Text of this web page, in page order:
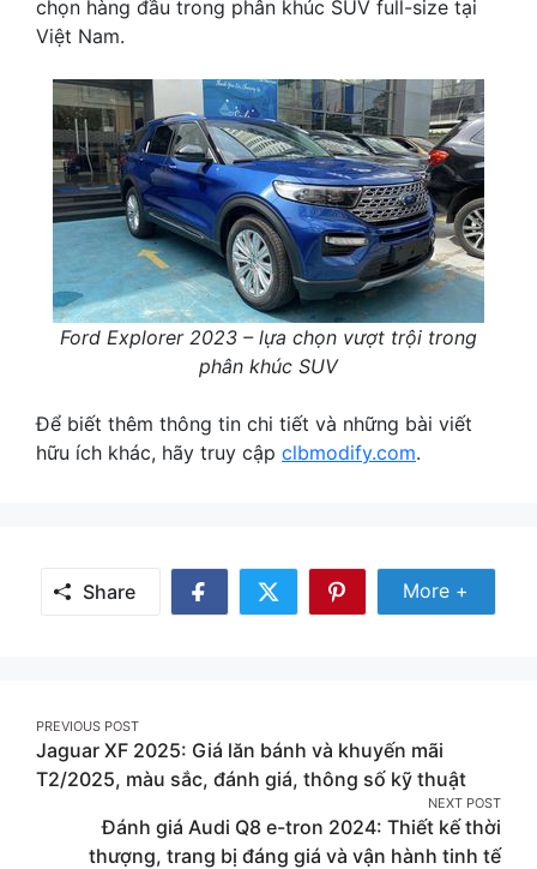
chọn hàng đầu trong phân khúc SUV full-size tại
Việt Nam.
Ford Explorer 2023 – lựa chọn vượt trội trong
phân khúc SUV
Để biết thêm thông tin chi tiết và những bài viết
hữu ích khác, hãy truy cập clbmodify.com.
Share
Share
Share
Share
More +
Post
navigation
PREVIOUS POST
Jaguar XF 2025: Giá lăn bánh và khuyến mãi
T2/2025, màu sắc, đánh giá, thông số kỹ thuật
NEXT POST
Đánh giá Audi Q8 e-tron 2024: Thiết kế thời
thượng, trang bị đáng giá và vận hành tinh tế